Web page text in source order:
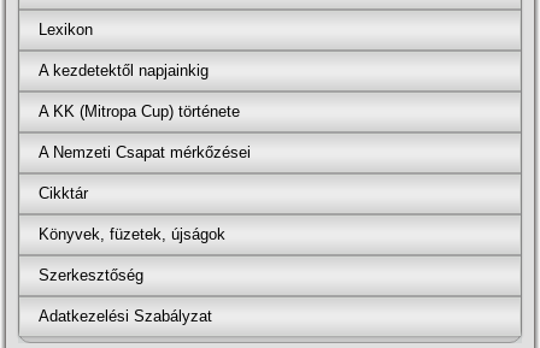
Lexikon
A kezdetektől napjainkig
A KK (Mitropa Cup) története
A Nemzeti Csapat mérkőzései
Cikktár
Könyvek, füzetek, újságok
Szerkesztőség
Adatkezelési Szabályzat